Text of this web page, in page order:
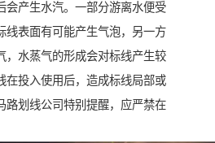
会产生水汽。一部分游离水便受
线表面有可能产生气泡，另一方
，水蒸气的形成会对标线产生较
在投入使用后，造成标线局部或
路划线公司特别提醒，应严禁在